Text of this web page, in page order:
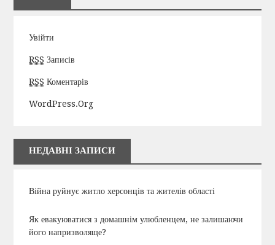
Увійти
RSS Записів
RSS Коментарів
WordPress.org
НЕДАВНІ ЗАПИСИ
Війна руйнує житло херсонців та жителів області
Як евакуюватися з домашнім улюбленцем, не залишаючи
його напризволяще?